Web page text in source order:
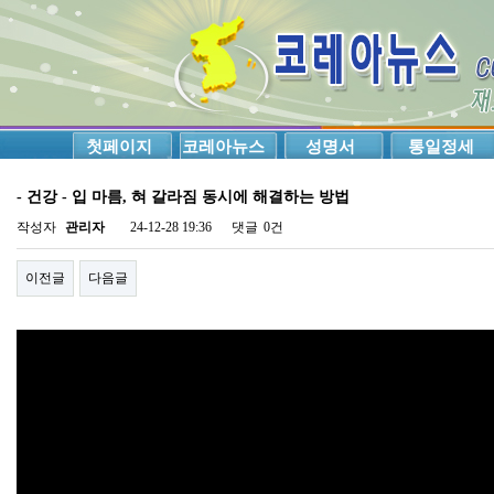
첫페이지 코레아뉴스 성명서 통일정세
- 건강 - 입 마름, 혀 갈라짐 동시에 해결하는 방법
작성자 관리자 24-12-28 19:36 댓글 0건
이전글 다음글